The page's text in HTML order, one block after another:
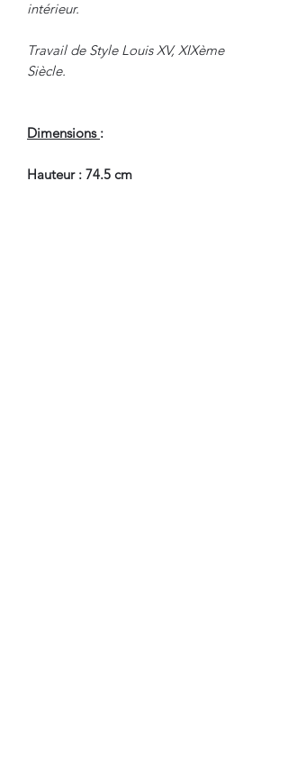
intérieur.
Travail de Style Louis XV, XIXème
Siècle.
Dimensions :
Hauteur : 74.5 cm